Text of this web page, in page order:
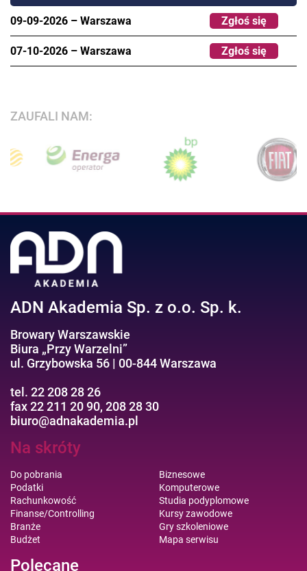
09-09-2026 – Warszawa Zgłoś się
07-10-2026 – Warszawa Zgłoś się
ZAUFALI NAM:
ADN Akademia Sp. z o.o. Sp. k.
Browary Warszawskie
Biura „Przy Warzelni”
ul. Grzybowska 56 | 00-844 Warszawa
tel. 22 208 28 26
fax 22 211 20 90, 208 28 30
biuro@adnakademia.pl
Na skróty
Do pobrania
Podatki
Rachunkowość
Finanse/Controlling
Branże
Budżet
Biznesowe
Komputerowe
Studia podyplomowe
Kursy zawodowe
Gry szkoleniowe
Mapa serwisu
Polecane